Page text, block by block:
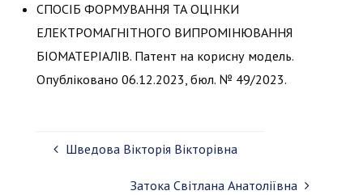
СПОСІБ ФОРМУВАННЯ ТА ОЦІНКИ
ЕЛЕКТРОМАГНІТНОГО ВИПРОМІНЮВАННЯ
БІОМАТЕРІАЛІВ. Патент на корисну модель.
Опубліковано 06.12.2023, бюл. № 49/2023.
Шведова Вікторія Вікторівна
Затока Світлана Анатоліївна